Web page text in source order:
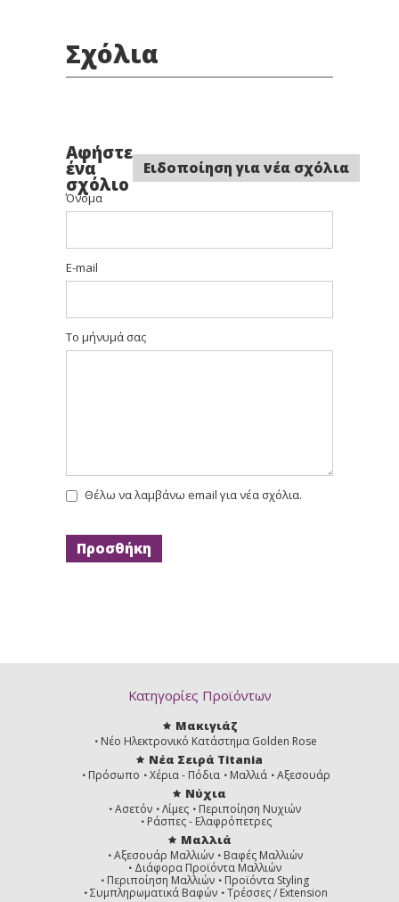
Σχόλια
Αφήστε
ένα
σχόλιο
Ειδοποίηση για νέα σχόλια
Όνομα
E-mail
Το μήνυμά σας
Θέλω να λαμβάνω email για νέα σχόλια.
Κατηγορίες Προϊόντων
Μακιγιάζ
Νέο Ηλεκτρονικό Κατάστημα Golden Rose
Νέα Σειρά Titania
Πρόσωπο Χέρια - Πόδια Μαλλιά Αξεσουάρ
Νύχια
Ασετόν Λίμες
Περιποίηση Νυχιών
Ράσπες - Ελαφρόπετρες
Μαλλιά
Αξεσουάρ Μαλλιών
Βαφές Μαλλιών
Διάφορα Προϊόντα Μαλλιών
Περιποίηση Μαλλιών
Προϊόντα Styling
Συμπληρωματικά Βαφών
Τρέσσες / Extension